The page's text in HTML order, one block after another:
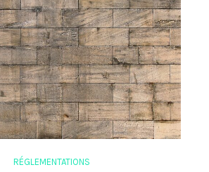
RÉGLEMENTATIONS